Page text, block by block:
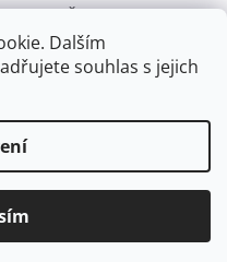
Dalším
souhlas s jejich
hrazdy, prolézačky